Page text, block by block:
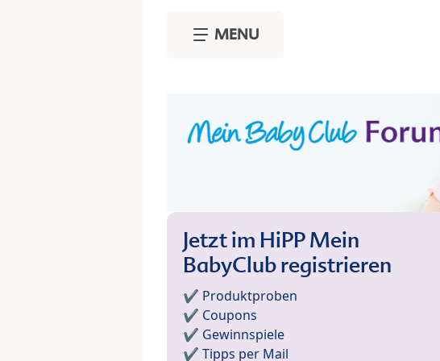
MENU
Jetzt im HiPP Mein
BabyClub registrieren
✔️ Produktproben
✔️ Coupons
✔️ Gewinnspiele
✔️ Tipps per Mail